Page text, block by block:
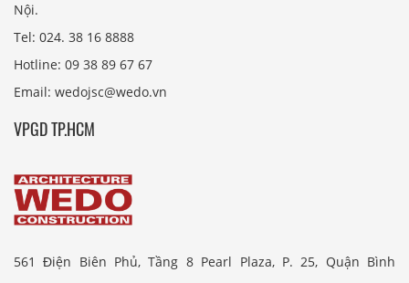
Nội.
Tel: 024. 38 16 8888
Hotline: 09 38 89 67 67
Email: wedojsc@wedo.vn
VPGD TP.HCM
561 Điện Biên Phủ, Tầng 8 Pearl Plaza, P. 25, Quận Bình